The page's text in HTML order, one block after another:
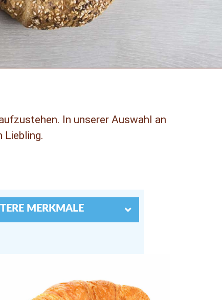
In unserer Auswahl an
Liebling.
MERKMALE 